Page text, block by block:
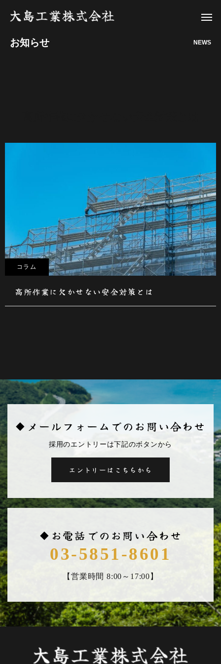
お知らせ NEWS
コラム
高所作業に欠かせない安全対策とは
◆メールフォームでのお問い合わせ
採用のエントリーは下記のボタンから
エントリーはこちらから
◆お電話でのお問い合わせ
03-5851-8601
【営業時間 8:00～17:00】